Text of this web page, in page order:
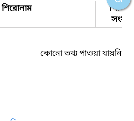
শিরোনাম
কোনো তথ্য পাওয়া যায়নি।